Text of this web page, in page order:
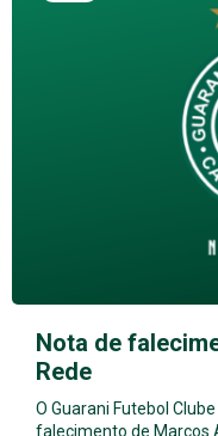
Nota de
Rede
O Guarani Futebol
falecimento de Marcos